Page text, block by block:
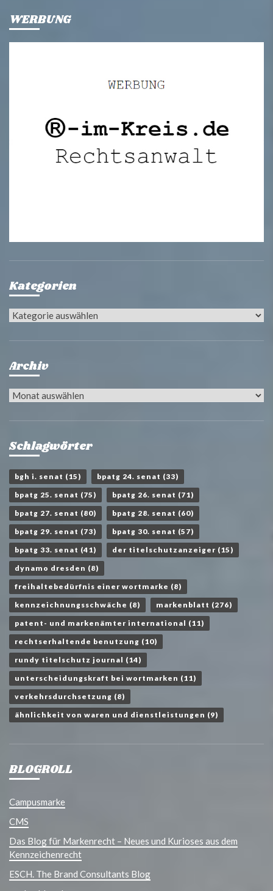
WERBUNG
Kategorien
Kategorien
Archiv
Archiv
Schlagwörter
bgh i. senat (15) bpatg 24. senat (33)
bpatg 25. senat (75) bpatg 26. senat (71)
bpatg 27. senat (80) bpatg 28. senat (60)
bpatg 29. senat (73) bpatg 30. senat (57)
bpatg 33. senat (41) der titelschutzanzeiger (15)
dynamo dresden (8)
freihaltebedürfnis einer wortmarke (8)
kennzeichnungsschwäche (8) markenblatt (276)
patent- und markenämter international (11)
rechtserhaltende benutzung (10)
rundy titelschutz journal (14)
unterscheidungskraft bei wortmarken (11)
verkehrsdurchsetzung (8)
ähnlichkeit von waren und dienstleistungen (9)
BLOGROLL
Campusmarke
CMS
Das Blog für Markenrecht – Neues und Kurioses aus dem
Kennzeichenrecht
ESCH. The Brand Consultants Blog